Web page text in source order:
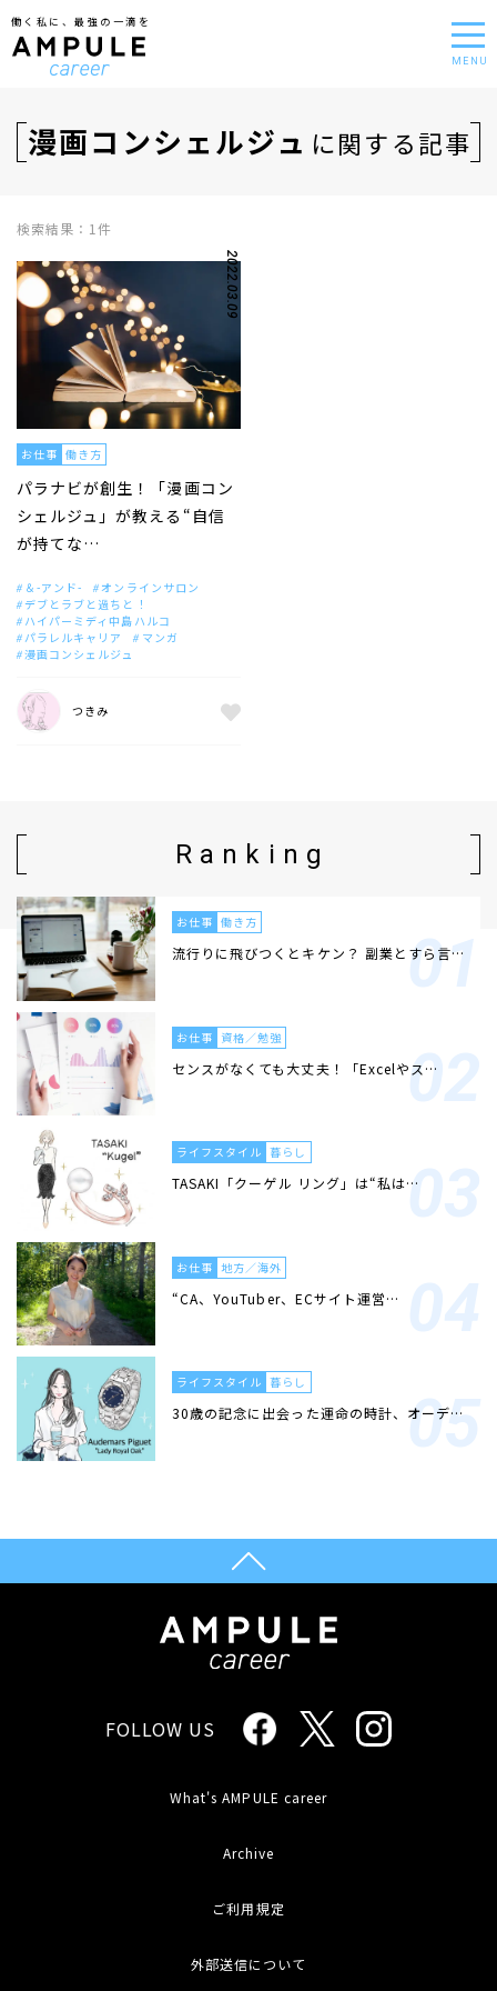
働く私に、最強の一滴を
MENU
漫画コンシェルジュ に関する記事
検索結果：1件
2022.03.09
お仕事 働き方
パラナビが創生！「漫画コン
シェルジュ」が教える“自信
が持てな…
＆-アンド-
オンラインサロン
デブとラブと過ちと！
ハイパーミディ中島ハルコ
パラレルキャリア
マンガ
漫画コンシェルジュ
つきみ
Ranking
お仕事 働き方
流行りに飛びつくとキケン？ 副業とすら言…
お仕事 資格／勉強
センスがなくても大丈夫！「Excelやス…
ライフスタイル 暮らし
TASAKI「クーゲル リング」は“私は…
お仕事 地方／海外
“CA、YouTuber、ECサイト運営…
ライフスタイル 暮らし
30歳の記念に出会った運命の時計、オーデ…
FOLLOW US
What's AMPULE career
Archive
ご利用規定
外部送信について